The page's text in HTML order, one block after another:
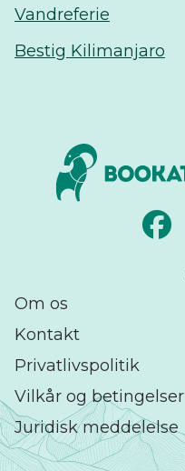
Vandreferie
Bestig Kilimanjaro
Om os
Kontakt
Privatlivspolitik
Vilkår og betingelser
Juridisk meddelelse